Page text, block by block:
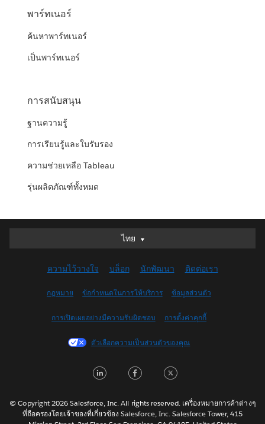
พาร์ทเนอร์
ค้นหาพาร์ทเนอร์
เป็นพาร์ทเนอร์
การสนับสนุน
ฐานความรู้
การเรียนรู้และใบรับรอง
ความช่วยเหลือ Tableau
รุ่นผลิตภัณฑ์ทั้งหมด
ไทย
ไทย
English (UK)
English (US)
Français (Canada)
Français (France)
日本語
Nederlands
Português
ความไว้วางใจ บล็อก นักพัฒนา ติดต่อเรา
กฎหมาย ข้อกำหนดในการให้บริการ ข้อมูลส่วนตัว
การเปิดเผยอย่างมีความรับผิดชอบ การตั้งค่าคุกกี้
ตัวเลือกความเป็นส่วนตัวของคุณ
LinkedInFacebook
© Copyright 2026 Salesforce, Inc. All rights reserved. เครื่องหมายการค้าต่างๆ
ที่ถือครองโดยเจ้าของที่เกี่ยวข้อง Salesforce, Inc. Salesforce Tower, 415